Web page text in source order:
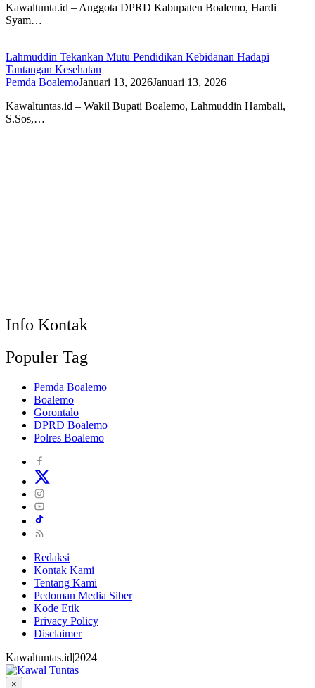
Kawaltunta.id – Anggota DPRD Kabupaten Boalemo, Hardi
Syam…
Lahmuddin Tekankan Mutu Pendidikan Kebidanan Hadapi
Tantangan Kesehatan
Pemda BoalemoJanuari 13, 2026Januari 13, 2026
Kawaltuntas.id – Wakil Bupati Boalemo, Lahmuddin Hambali,
S.Sos,…
Info Kontak
Populer Tag
Pemda Boalemo
Boalemo
Gorontalo
DPRD Boalemo
Polres Boalemo
Redaksi
Kontak Kami
Tentang Kami
Pedoman Media Siber
Kode Etik
Privacy Policy
Disclaimer
Kawaltuntas.id|2024
×